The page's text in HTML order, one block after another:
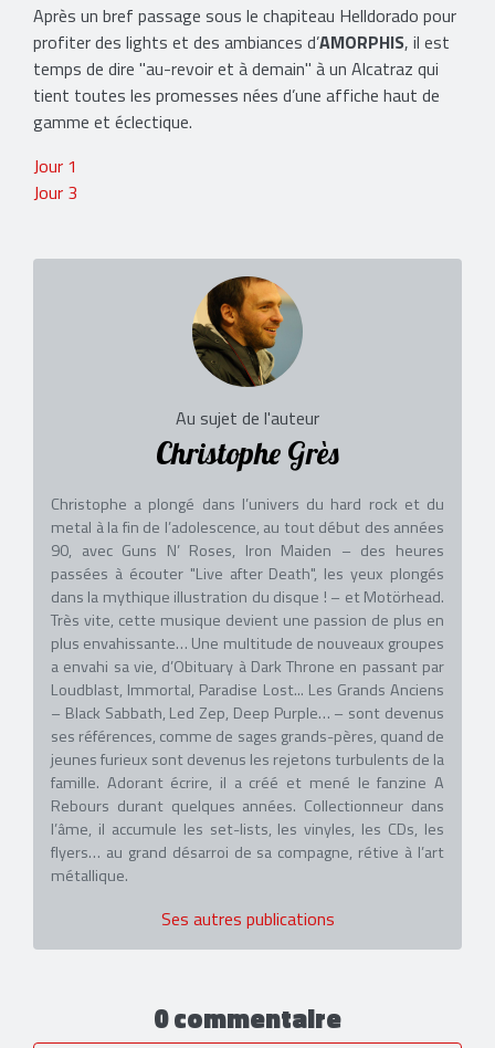
Après un bref passage sous le chapiteau Helldorado pour
profiter des lights et des ambiances d’AMORPHIS, il est
temps de dire "au-revoir et à demain" à un Alcatraz qui
tient toutes les promesses nées d’une affiche haut de
gamme et éclectique.
Jour 1
Jour 3
Au sujet de l'auteur
Christophe Grès
Christophe a plongé dans l’univers du hard rock et du
metal à la fin de l’adolescence, au tout début des années
90, avec Guns N’ Roses, Iron Maiden – des heures
passées à écouter "Live after Death", les yeux plongés
dans la mythique illustration du disque ! – et Motörhead.
Très vite, cette musique devient une passion de plus en
plus envahissante… Une multitude de nouveaux groupes
a envahi sa vie, d’Obituary à Dark Throne en passant par
Loudblast, Immortal, Paradise Lost... Les Grands Anciens
– Black Sabbath, Led Zep, Deep Purple… – sont devenus
ses références, comme de sages grands-pères, quand de
jeunes furieux sont devenus les rejetons turbulents de la
famille. Adorant écrire, il a créé et mené le fanzine A
Rebours durant quelques années. Collectionneur dans
l’âme, il accumule les set-lists, les vinyles, les CDs, les
flyers… au grand désarroi de sa compagne, rétive à l’art
métallique.
Ses autres publications
0 commentaire